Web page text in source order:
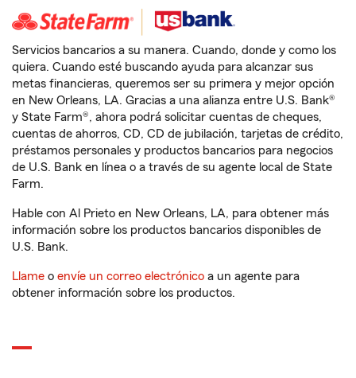
Servicios bancarios a su manera. Cuando, donde y como los
quiera. Cuando esté buscando ayuda para alcanzar sus
metas financieras, queremos ser su primera y mejor opción
en New Orleans, LA. Gracias a una alianza entre U.S. Bank®
y State Farm®, ahora podrá solicitar cuentas de cheques,
cuentas de ahorros, CD, CD de jubilación, tarjetas de crédito,
préstamos personales y productos bancarios para negocios
de U.S. Bank en línea o a través de su agente local de State
Farm.
Hable con Al Prieto en New Orleans, LA, para obtener más
información sobre los productos bancarios disponibles de
U.S. Bank.
Llame o envíe un correo electrónico a un agente para
obtener información sobre los productos.